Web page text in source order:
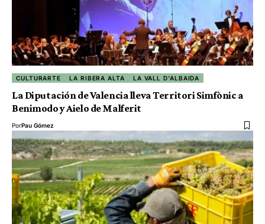
CULTURARTE LA RIBERA ALTA LA VALL D'ALBAIDA
La Diputación de Valencia lleva Territori Simfònic a
Benimodo y Aielo de Malferit
PorPau Gómez